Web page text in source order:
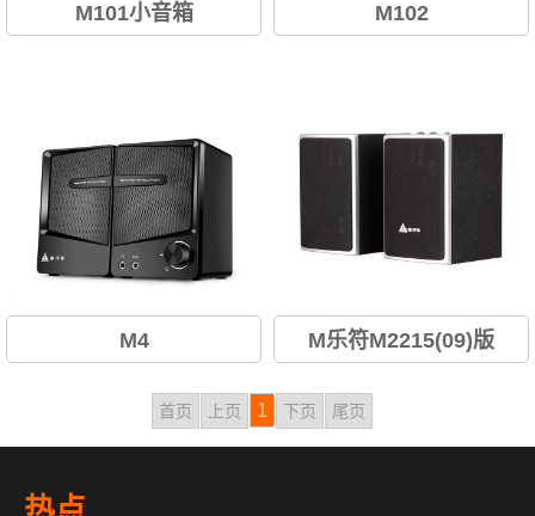
M101小音箱 M102
M4 M乐符M2215(09)版
首页 上页 1 下页 尾页